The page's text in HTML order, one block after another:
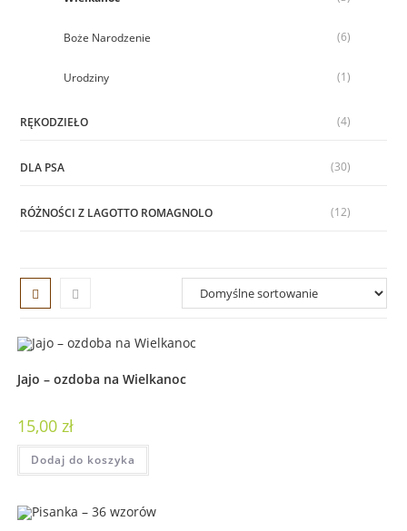
Jajo – ozdoba na Wielkanoc
15,00 zł
Dodaj do koszyka
Boże Narodzenie (6)
Urodziny (1)
RĘKODZIEŁO (4)
DLA PSA (30)
RÓŻNOŚCI Z LAGOTTO ROMAGNOLO (12)